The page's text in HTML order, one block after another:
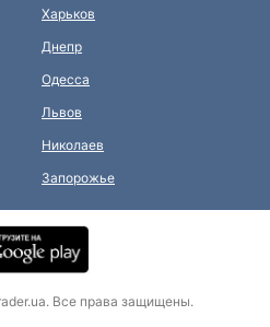
Харьков
Днепр
Одесса
Львов
Николаев
Запорожье
Все права защищены.